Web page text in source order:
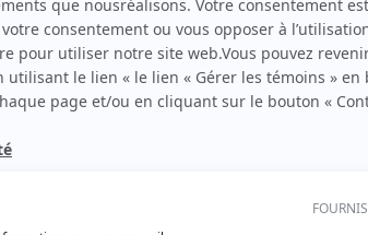
(Chauffeur de taxi2019)
(Olivier Fauteux2018)
malaises
Fils Baribeau)